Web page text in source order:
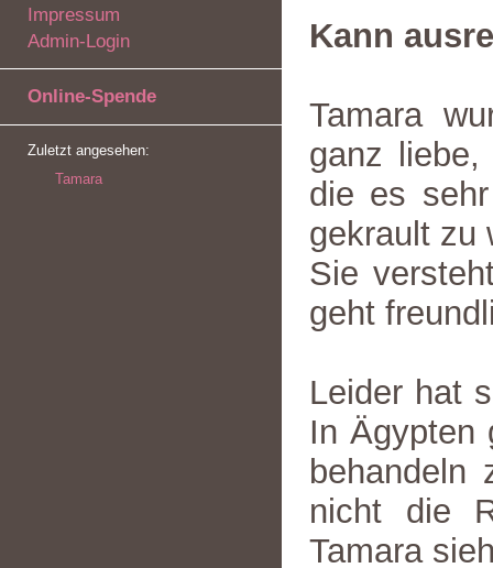
Impressum
Admin-Login
Online-Spende
Zuletzt angesehen:
Tamara
Kann
Tamara
ganz
die es
gekrault zu
Sie
geht
Leider hat
In Ägypten
behandeln
nicht die
Tamara